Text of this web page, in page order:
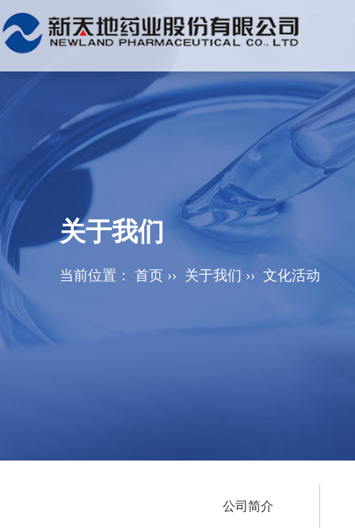
关于我们
当前位置： 首页 ›› 关于我们 ›› 文化活动
公司简介